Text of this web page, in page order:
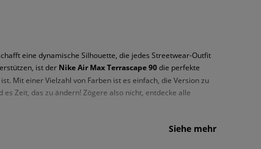
eine dynamische Silhouette, die jedes Streetwear-Outfit
ist der Nike Air Max Terrascape 90die perfekte
Mit einer Vielzahl von Farben ist es einfach, die Version zu
Zeit, das zu ändern! Zögere also nicht, entdecke alle
Siehe mehr